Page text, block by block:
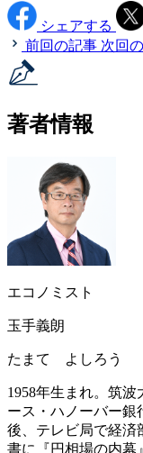
シェアする
前回の記事 次回
著者情報
エコノミスト
玉手義朗
たまて よしろう
1958年生まれ。筑
ース・ハノーバー銀
後、テレビ局で経済
書に『円相場の内幕